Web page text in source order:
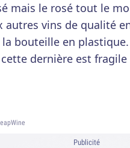
mais le rosé tout le
autres vins de qualité
bouteille en
dernière est fragile
Publicité